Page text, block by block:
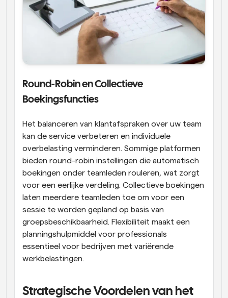
Round-Robin en Collectieve
Boekingsfuncties
Het balanceren van klantafspraken over uw team
kan de service verbeteren en individuele
overbelasting verminderen. Sommige platformen
bieden round-robin instellingen die automatisch
boekingen onder teamleden rouleren, wat zorgt
voor een eerlijke verdeling. Collectieve boekingen
laten meerdere teamleden toe om voor een
sessie te worden gepland op basis van
groepsbeschikbaarheid. Flexibiliteit maakt een
planningshulpmiddel voor professionals
essentieel voor bedrijven met variërende
werkbelastingen.
Strategische Voordelen van het